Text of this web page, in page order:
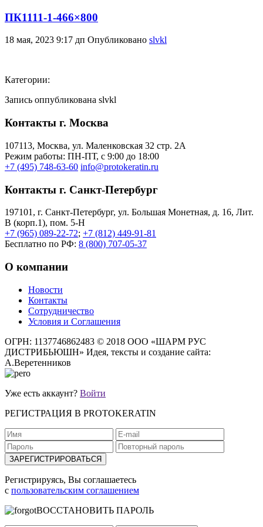
ПК1111-1-466×800
18 мая, 2023 9:17 дп Опубликовано slvkl
Категории:
Запись оппубликована slvkl
Контакты г. Москва
107113, Moсква, ул. Маленковская 32 стр. 2А
Режим работы: ПН-ПТ, с 9:00 до 18:00
+7 (495) 748-63-60 info@protokeratin.ru
Контакты г. Санкт-Петербург
197101, г. Санкт-Петербург, ул. Большая Монетная, д. 16, Лит.
В (корп.1), пом. 5-Н
+7 (965) 089-22-72; +7 (812) 449-91-81
Бесплатно по РФ: 8 (800) 707-05-37
О компании
Новости
Контакты
Сотрудничество
Условия и Соглашения
ОГРН: 1137746862483 © 2018 ООО «ШАРМ РУС
ДИСТРИБЬЮШН» Идея, тексты и создание сайта:
А.Веретенников
Уже есть аккаунт? Войти
РЕГИСТРАЦИЯ В PROTOKERATIN
Регистрируясь, Вы соглашаетесь
с пользовательским соглашением
ВОССТАНОВИТЬ ПАРОЛЬ